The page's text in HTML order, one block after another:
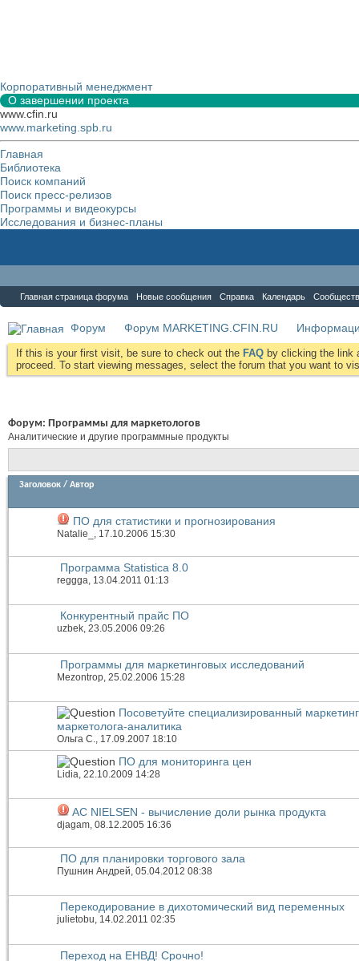
Корпоративный менеджмент
О завершении проекта
www.cfin.ru
www.marketing.spb.ru
Главная
Библиотека
Поиск компаний
Поиск пресс-релизов
Программы и видеокурсы
Исследования и бизнес-планы
Главная страница форума Новые сообщения Справка Календарь
Форум Форум MARKETING.CFIN.RU
If this is your first visit, be sure to check out the FAQ by clicking the link
proceed. To start viewing messages, select the forum that you want to
Форум: Программы для маркетологов
Аналитические и другие программные продукты
Заголовок / Автор
ПО для статистики и прогнозирования
Natalie_ , 17.10.2006 15:30
Программа Statistica 8.0
reggga, 13.04.2011 01:13
Конкурентный прайс ПО
uzbek, 23.05.2006 09:26
Программы для маркетинговых исследований
Mezontrop , 25.02.2006 15:28
Посоветуйте специализированный
маркетолога-аналитика
Ольга С., 17.09.2007 18:10
ПО для мониторинга цен
Lidia , 22.10.2009 14:28
AC NIELSEN - вычисление доли рынка продукта
djagam, 08.12.2005 16:36
ПО для планировки торгового зала
Пушнин Андрей , 05.04.2012 08:38
Перекодирование в дихотомический вид переменных
julietobu, 14.02.2011 02:35
Переход на ЕНВД! Срочно!